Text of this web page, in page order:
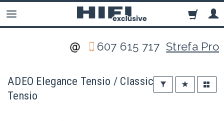
607 615 717Strefa Pro
ADEO Elegance Tensio / Classic
Tensio